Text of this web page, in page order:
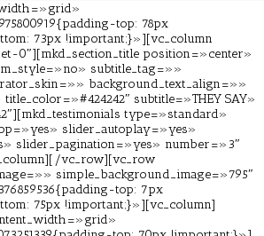
top: 78px
73px !important;}»][vc_column
0″][mkd_section_title position=»center»
subtitle_tag=»»
background_text_align=»»
title_color=»#424242″ subtitle=»THEY SAY»
type=»standard»
slider_autoplay=»yes»
slider_pagination=»yes» number=»3″
vc_row][vc_row
simple_background_image=»795″
top: 7px
75px !important;}»][vc_column]